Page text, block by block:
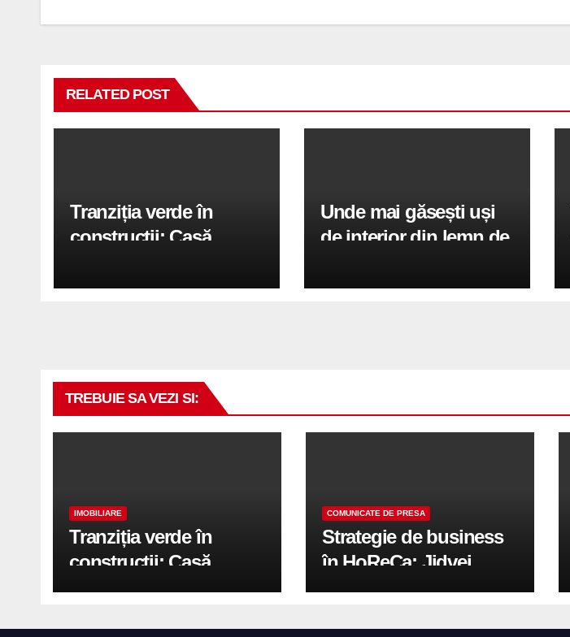
articole
RELATED POST
Tranziția verde în
construcții: Casă
reciclabilă
Unde mai găsești uși
de interior din lemn de
TREBUIE SA VEZI SI:
IMOBILIARE
Tranziția verde în
construcții: Casă
modernă cu structură
COMUNICATE DE PRESA
Strategie de business
în HoReCa: Jidvei
transformă terasele în